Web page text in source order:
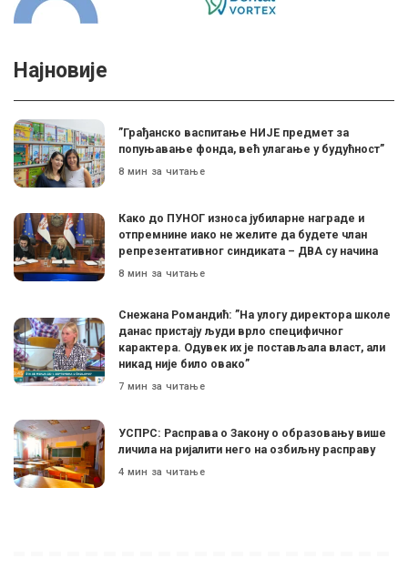
Најновије
”Грађанско васпитање НИЈЕ предмет за
попуњавање фонда, већ улагање у будућност”
8 мин за читање
Како до ПУНОГ износа јубиларне награде и
отпремнине иако не желите да будете члан
репрезентативног синдиката – ДВА су начина
8 мин за читање
Снежана Романдић: ”На улогу директора школе
данас пристају људи врло специфичног
карактера. Одувек их је постављала власт, али
никад није било овако”
7 мин за читање
УСПРС: Расправа о Закону о образовању више
личила на ријалити него на озбиљну расправу
4 мин за читање